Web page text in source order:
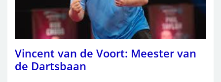
Vincent van de Voort: Meester van
de Dartsbaan